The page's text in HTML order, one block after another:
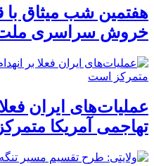
هفتمین شب میثاق با
خروش سراسری ملت
عملیات‌های ایران
تهاجمی آمریکا